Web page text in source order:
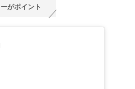
がポイント